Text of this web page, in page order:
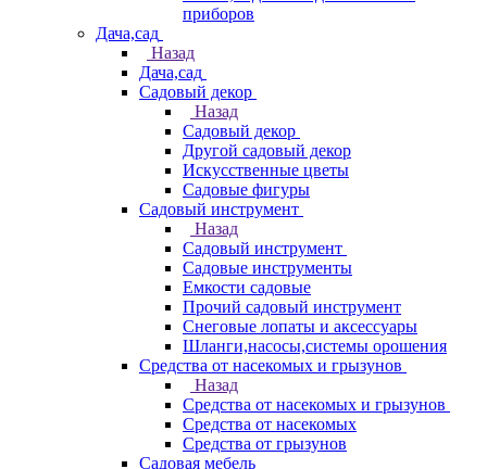
приборов
Дача,сад
Назад
Дача,сад
Садовый декор
Назад
Садовый декор
Другой садовый декор
Искусственные цветы
Садовые фигуры
Садовый инструмент
Назад
Садовый инструмент
Садовые инструменты
Емкости садовые
Прочий садовый инструмент
Снеговые лопаты и аксессуары
Шланги,насосы,системы орошения
Средства от насекомых и грызунов
Назад
Средства от насекомых и грызунов
Средства от насекомых
Средства от грызунов
Садовая мебель